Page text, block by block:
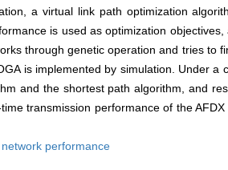
a virtual link path optimization
is used as optimization
through genetic operation and tries to
is implemented by simulation. Under a
and the shortest path algorithm, and
transmission performance of the
network performance